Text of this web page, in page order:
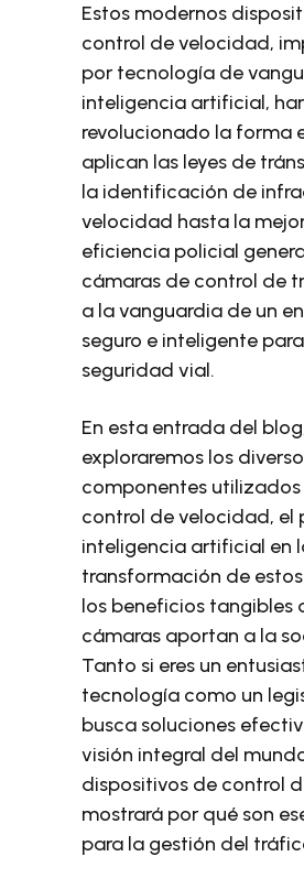
Estos modernos
control de velocidad,
por tecnología de
inteligencia artificial,
revolucionado la forma
aplican las leyes de
la identificación de
velocidad hasta la
eficiencia policial
cámaras de control de
a la vanguardia de un
seguro e inteligente
seguridad vial.
En esta entrada del
exploraremos los
componentes utilizados
control de velocidad, el
inteligencia artificial en
transformación de
los beneficios tangibles
cámaras aportan a la
Tanto si eres un
tecnología como un
busca soluciones
visión integral del
dispositivos de control
mostrará por qué son
para la gestión del